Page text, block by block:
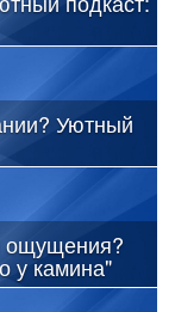
Уютный
ощущения?
у камина"